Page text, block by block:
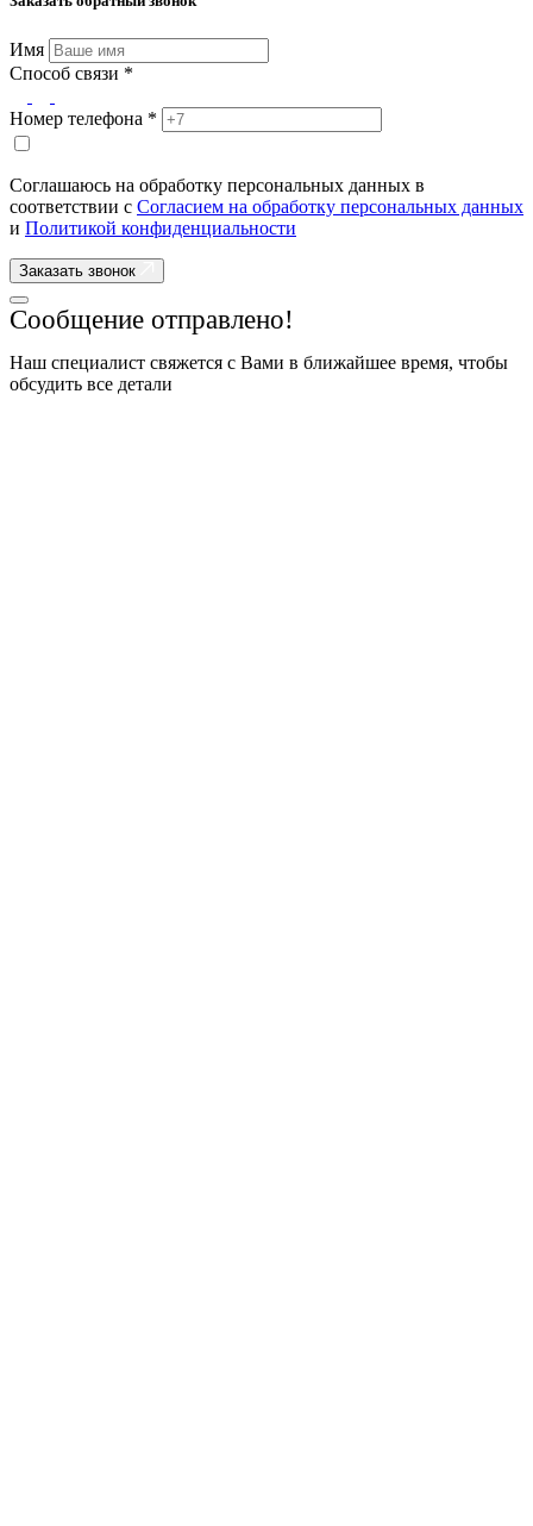
Имя
Способ связи *
Номер телефона *
Соглашаюсь на обработку персональных данных в
соответствии с Согласием на обработку персональных данных
и Политикой конфиденциальности
Заказать звонок
Сообщение отправлено!
Наш специалист свяжется с Вами в ближайшее время, чтобы
обсудить все детали